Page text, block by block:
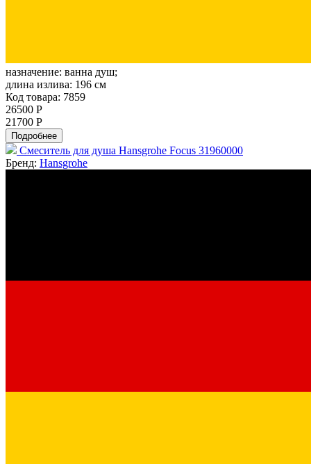
назначение: ванна душ;
длина излива: 196 см
Код товара: 7859
26500 Р
21700 Р
Подробнее
Смеситель для душа Hansgrohe Focus 31960000
Бренд: Hansgrohe